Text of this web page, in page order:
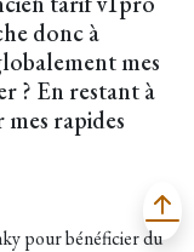
donc à
mes
? En restant à
rapides
pour bénéficier du